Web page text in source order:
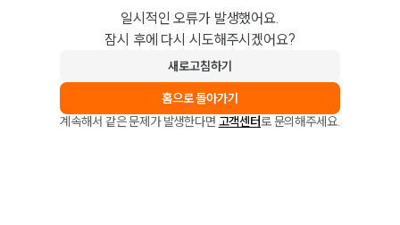
일시적인 오류가 발생했어요.
잠시 후에 다시 시도해주시겠어요?
새로고침하기
홈으로 돌아가기
계속해서 같은 문제가 발생한다면 고객센터로 문의해주세요.